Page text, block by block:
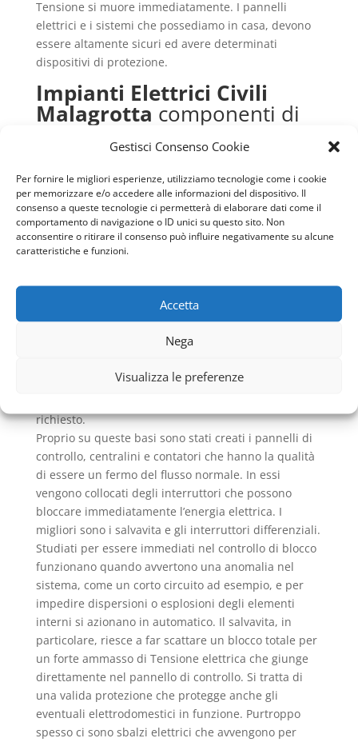
Gestisci Consenso Cookie
Per fornire le migliori esperienze, utilizziamo tecnologie come i cookie
per memorizzare e/o accedere alle informazioni del dispositivo. Il
consenso a queste tecnologie ci permetterà di elaborare dati come il
comportamento di navigazione o ID unici su questo sito. Non
acconsentire o ritirare il consenso può influire negativamente su alcune
caratteristiche e funzioni.
Accetta
Nega
Visualizza le preferenze
Tensione si muore immediatamente. I pannelli
elettrici e i sistemi che possediamo in casa, devono
essere altamente sicuri ed avere determinati
dispositivi di protezione.
Impianti Elettrici Civili
Malagrotta componenti di
sicurezza
ruotano una serie di normative, leggi e controlli che
hanno come obiettivo finale quello di proteggere la
salute degli utenti che li utilizzano. Non a caso la CEI
ha eseguito numerose ricerche e studi approfonditi
sulle caratteristiche dei sistemi elettrici e dei danni
Ogni impianto deve avere un progetto, per la sua
costruzione, che viene creato da un ingegnere
i componenti pericolosi. Ogni circuito e cavo non è
come scopo finale quello di far defluire
richiesto.
Proprio su queste basi sono stati creati i pannelli di
controllo, centralini e contatori che hanno la qualità
di essere un fermo del flusso normale. In essi
vengono collocati degli interruttori che possono
bloccare immediatamente l’energia elettrica. I
migliori sono i salvavita e gli interruttori differenziali.
Studiati per essere immediati nel controllo di blocco
funzionano quando avvertono una anomalia nel
sistema, come un corto circuito ad esempio, e per
impedire dispersioni o esplosioni degli elementi
interni si azionano in automatico. Il salvavita, in
particolare, riesce a far scattare un blocco totale per
un forte ammasso di Tensione elettrica che giunge
direttamente nel pannello di controllo. Si tratta di
una valida protezione che protegge anche gli
eventuali elettrodomestici in funzione. Purtroppo
spesso ci sono sbalzi elettrici che avvengono per